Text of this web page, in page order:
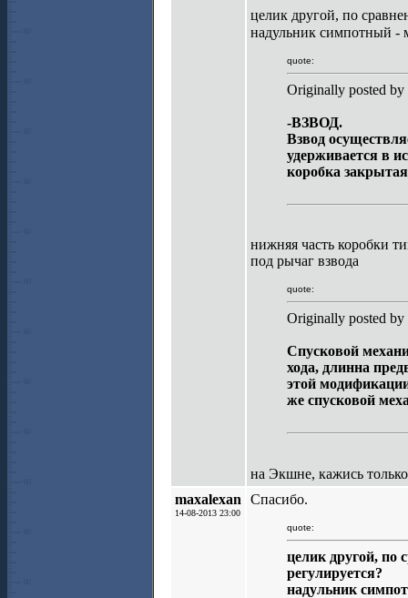
целик другой, по
надульник симпотный
quote:
Originally posted by
-ВЗВОД.
Взвод
удерживается в
коробка
нижняя часть коробки
под рычаг взвода
quote:
Originally posted by
Спусковой
хода, длинна
этой
же спусковой
на Экшне, кажись
maxalexan
14-08-2013 23:00
Спасибо.
quote:
целик другой, по
регулируется?
надульник